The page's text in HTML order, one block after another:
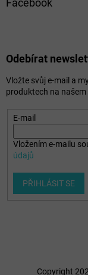
Facebook
Odebírat
Vložte svůj e-mail a
produktech na našem
E-mail
Vložením e-mailu
údajů
PŘIHLÁSIT SE
Copyright